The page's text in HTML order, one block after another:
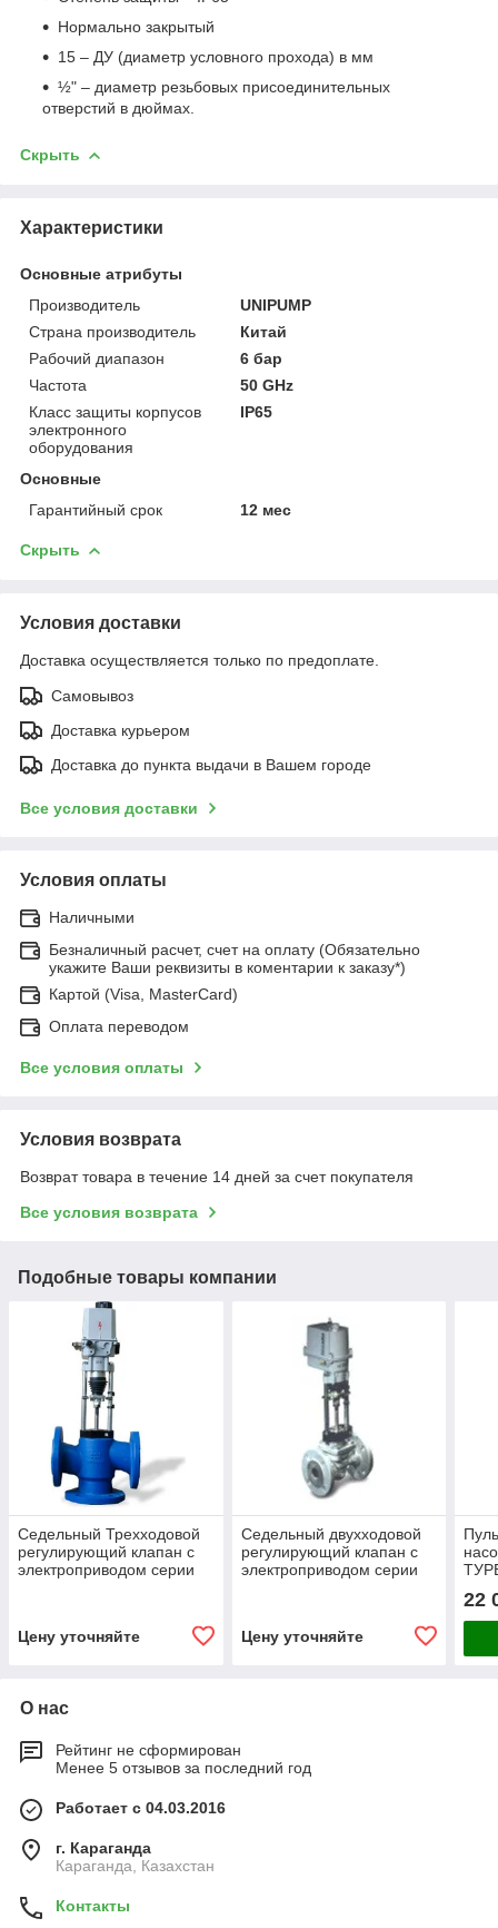
Нормально закрытый
15 – ДУ (диаметр условного прохода) в мм
½" – диаметр резьбовых присоединительных
отверстий в дюймах.
Скрыть
Характеристики
Основные атрибуты
Производитель
UNIPUMP
Страна производитель
Китай
Рабочий диапазон
6 бар
Частота
50 GHz
Класс защиты корпусов
электронного
оборудования
IP65
Основные
Гарантийный срок
12 мес
Скрыть
Условия доставки
Доставка осуществляется только по предоплате.
Самовывоз
Доставка курьером
Доставка до пункта выдачи в Вашем городе
Все условия доставки
Условия оплаты
Наличными
Безналичный расчет, счет на оплату (Обязательно
укажите Ваши реквизиты в коментарии к заказу*)
Картой (Visa, MasterCard)
Оплата переводом
Все условия оплаты
Условия возврата
Возврат товара в течение 14 дней за счет покупателя
Все условия возврата
Подобные товары компании
Седельный Трехходовой
регулирующий клапан с
электроприводом серии
Цену уточняйте
Седельный двухходовой
регулирующий клапан с
электроприводом серии
Цену уточняйте
22
О нас
Рейтинг не сформирован
Менее 5 отзывов за последний год
Работает с 04.03.2016
г. Караганда
Караганда, Казахстан
Контакты